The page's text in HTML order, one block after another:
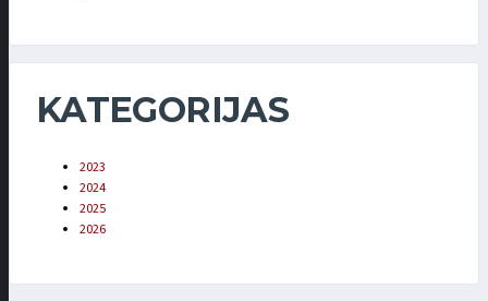
KATEGORIJAS
2023
2024
2025
2026